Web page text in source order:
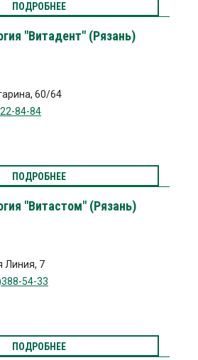
ПОДРОБНЕЕ
"Витадент" (Рязань)
60/64
84-84
ПОДРОБНЕЕ
"Витастом" (Рязань)
Линия, 7
54-33
ПОДРОБНЕЕ